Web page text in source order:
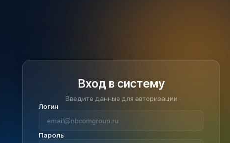
Вход в систему
Введите данные для авторизации
Логин
Пароль